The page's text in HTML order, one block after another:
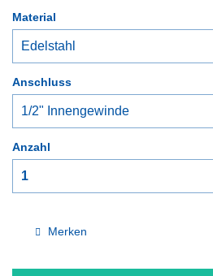
Material
Anschluss
Anzahl
Merken